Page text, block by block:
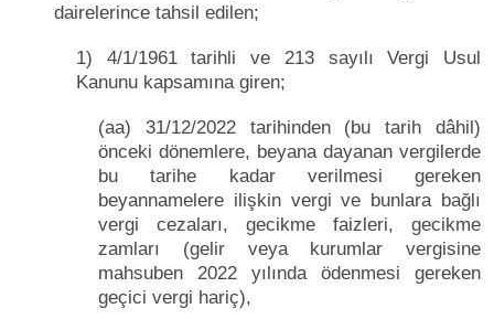
dairelerince tahsil edilen;
1) 4/1/1961 tarihli ve 213 sayılı Vergi Usul
Kanunu kapsamına giren;
(aa) 31/12/2022 tarihinden (bu tarih dâhil)
önceki dönemlere, beyana dayanan vergilerde
bu tarihe kadar verilmesi gereken
beyannamelere ilişkin vergi ve bunlara bağlı
vergi cezaları, gecikme faizleri, gecikme
zamları (gelir veya kurumlar vergisine
mahsuben 2022 yılında ödenmesi gereken
geçici vergi hariç),